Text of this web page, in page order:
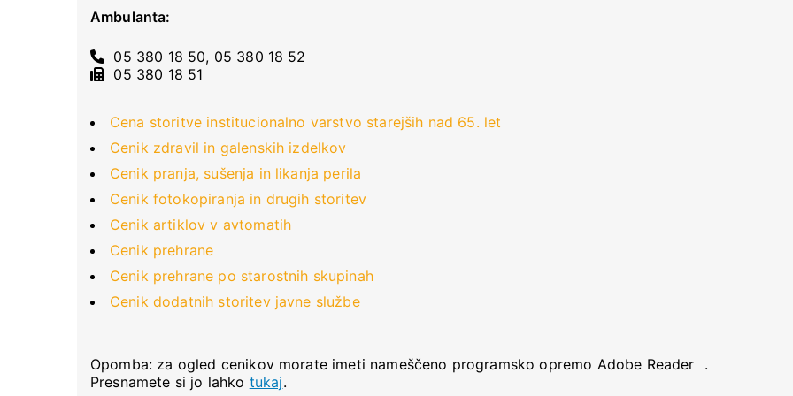
Ambulanta:
05 380 18 50, 05 380 18 52
05 380 18 51
Cena storitve institucionalno varstvo starejših nad 65. let
Cenik zdravil in galenskih izdelkov
Cenik pranja, sušenja in likanja perila
Cenik fotokopiranja in drugih storitev
Cenik artiklov v avtomatih
Cenik prehrane
Cenik prehrane po starostnih skupinah
Cenik dodatnih storitev javne službe
Opomba: za ogled cenikov morate imeti nameščeno programsko opremo Adobe Reader
.
Presnamete si jo lahko tukaj.